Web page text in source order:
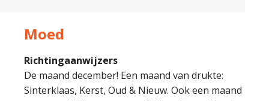
Moed
Richtingaanwijzers
De maand december! Een maand van drukte:
Sinterklaas, Kerst, Oud & Nieuw. Ook een maand